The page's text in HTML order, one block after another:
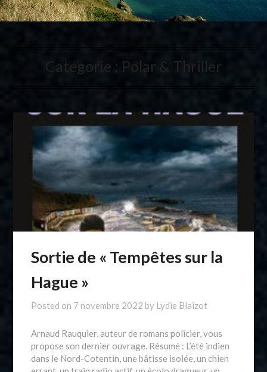
Catégorie : Polar & Thriller
Sortie de « Tempêtes sur la
Hague »
Posted on 7 novembre 2022 by Lydie Blaizot
Arnaud Rauquier, auteur de romans policier, vous
propose son dernier ouvrage. Résumé : L’été indien
dans le Nord-Cotentin, une bâtisse isolée, un chien